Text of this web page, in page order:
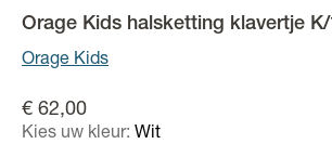
Orage Kids halsketting klavertje
Orage Kids
€ 62,00
Kies uw kleur: Wit